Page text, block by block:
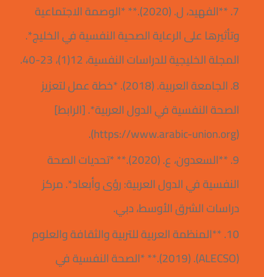
7. **الفهيد، ل. (2020).** *الوصمة الاجتماعية
وتأثيرها على الرعاية الصحية النفسية في الخليج*.
المجلة الخليجية للدراسات النفسية، 12(1)، 23-40.
8. الجامعة العربية. (2018). *خطة عمل لتعزيز
الصحة النفسية في الدول العربية*. [الرابط]
(https://www.arabic-union.org).
9. **السعدون، ع. (2020).** *تحديات الصحة
النفسية في الدول العربية: رؤى وأبعاد*. مركز
دراسات الشرق الأوسط، دبي.
10. **المنظمة العربية للتربية والثقافة والعلوم
(ALECSO). (2019).** *الصحة النفسية في